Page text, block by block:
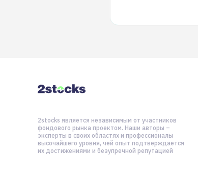
2stocks является независимым от участников
фондового рынка проектом. Наши авторы –
эксперты в своих областях и профессионалы
высочайшего уровня, чей опыт подтверждается
их достижениями и безупречной репутацией